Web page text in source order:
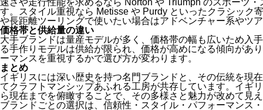
速さや走行性能を求めるなら Norton や Triumph のスポーツ
す。スタイル重視なら Metisse や Purdy といったクラシック
や長距離ツーリングで使いたい場合はアドベンチャー系やツ
価格帯と供給量の違い
大手ブランドは量産モデルが多く、価格帯の幅も広いため入
る手作りモデルは供給が限られ、価格が高めになる傾向があ
ーマンスを重視するかで選び方が変わります。
まとめ
イギリスには深い歴史を持つ名門ブランドと、その伝統を現
てクラフトマンシップあふれる工房が共存しています。イギ
ら現在までを俯瞰することで、その多様さと魅力が改めて見
ブランドごとの選択は、信頼性・スタイル・パフォーマンス